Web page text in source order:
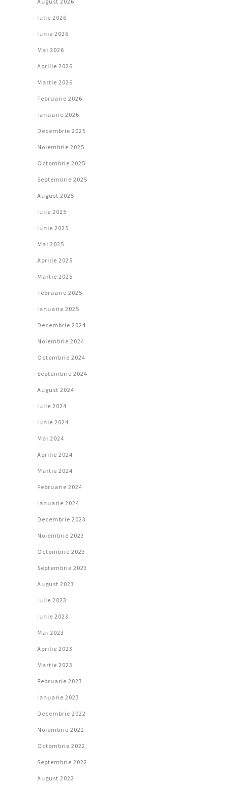
Iulie 2026
Iunie 2026
Mai 2026
Aprilie 2026
Martie 2026
Februarie 2026
Ianuarie 2026
Decembrie 2025
Noiembrie 2025
Octombrie 2025
Septembrie 2025
August 2025
Iulie 2025
Iunie 2025
Mai 2025
Aprilie 2025
Martie 2025
Februarie 2025
Ianuarie 2025
Decembrie 2024
Noiembrie 2024
Octombrie 2024
Septembrie 2024
August 2024
Iulie 2024
Iunie 2024
Mai 2024
Aprilie 2024
Martie 2024
Februarie 2024
Ianuarie 2024
Decembrie 2023
Noiembrie 2023
Octombrie 2023
Septembrie 2023
August 2023
Iulie 2023
Iunie 2023
Mai 2023
Aprilie 2023
Martie 2023
Februarie 2023
Ianuarie 2023
Decembrie 2022
Noiembrie 2022
Octombrie 2022
Septembrie 2022
August 2022